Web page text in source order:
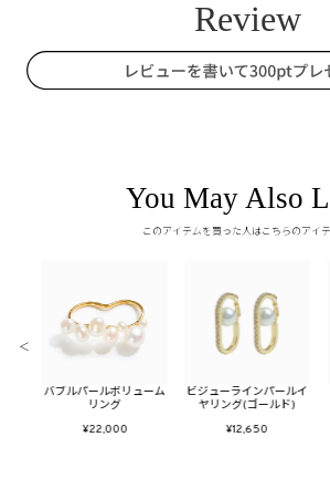
You May Also
このアイテムを買った人はこちらのアイ
バブルパールボリューム
リング
¥22,000
ビジューラインパールイ
ヤリング(ゴールド)
¥12,650
＜